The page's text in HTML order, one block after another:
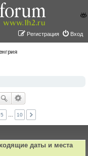
Вход
Регистрация
5 10
даты и места